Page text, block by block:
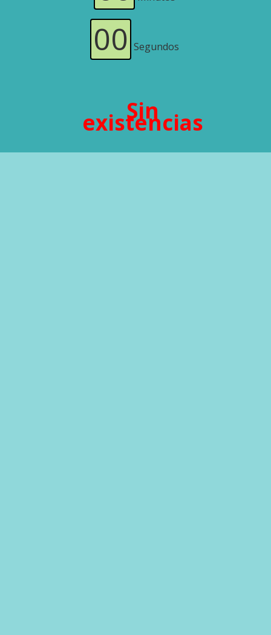
00 Segundos
Sin
existencias